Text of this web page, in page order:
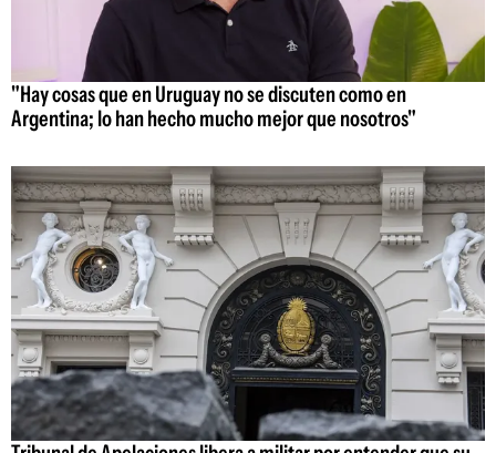
"Hay cosas que en Uruguay no se discuten como en
Argentina; lo han hecho mucho mejor que nosotros"